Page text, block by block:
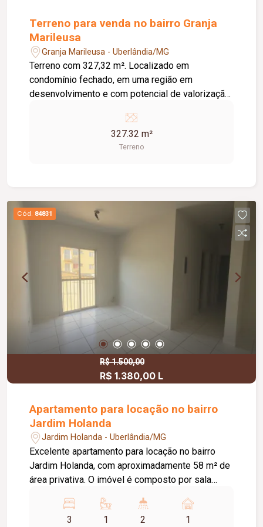
Terreno para venda no bairro Granja
Marileusa
Granja Marileusa - Uberlândia/MG
Terreno com 327,32 m². Localizado em
condomínio fechado, em uma região em
desenvolvimento e com potencial de valorização.
construção; Região em expansão e crescimento;
Excelente opção para construção residencial ou
327.32 m²
Terreno
Cód. 84831
R$ 1.500,00
R$ 1.380,00 L
Apartamento para locação no bairro
Jardim Holanda
Jardim Holanda - Uberlândia/MG
Excelente apartamento para locação no bairro
Jardim Holanda, com aproximadamente 58 m² de
área privativa. O imóvel é composto por sala
planejados e bancada, área de serviço, 03
quartos, sendo 02 com armários planejados e 01
3 1 2 1